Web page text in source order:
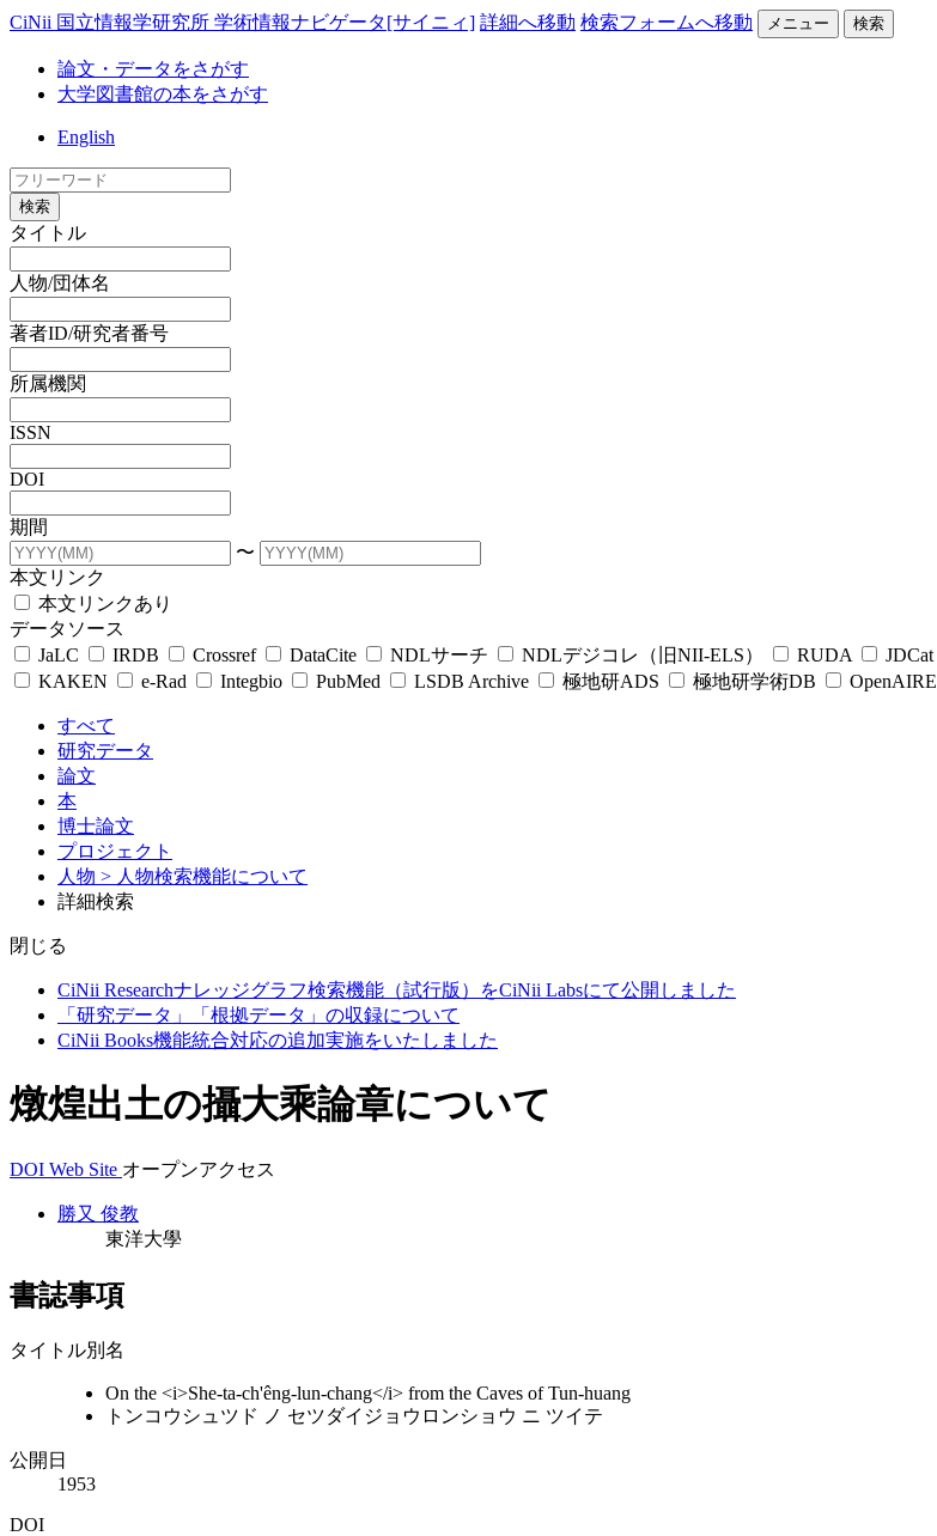
CiNii 国立情報学研究所 学術情報ナビゲータ[サイニィ] 詳細へ移動 検索フォームへ移動 メニュー 検索
論文・データをさがす
大学図書館の本をさがす
English
検索
タイトル
人物/団体名
著者ID/研究者番号
所属機関
ISSN
DOI
期間
〜
本文リンク
本文リンクあり
データソース
JaLC
IRDB Crossref DataCite NDLサーチ NDLデジコレ（旧NII-ELS） RUDA JDCat
KAKEN
e-Rad Integbio PubMed LSDB Archive 極地研ADS 極地研学術DB OpenAIRE
すべて
研究データ
論文
本
博士論文
プロジェクト
人物 > 人物検索機能について
詳細検索
閉じる
CiNii Researchナレッジグラフ検索機能（試行版）をCiNii Labsにて公開しました
「研究データ」「根拠データ」の収録について
CiNii Books機能統合対応の追加実施をいたしました
燉煌出土の攝大乘論章について
DOI Web Site オープンアクセス
勝又 俊教
東洋大學
書誌事項
タイトル別名
On the <i>She-ta-ch'êng-lun-chang</i> from the Caves of Tun-huang
トンコウシュツド ノ セツダイジョウロンショウ ニ ツイテ
公開日
1953
DOI